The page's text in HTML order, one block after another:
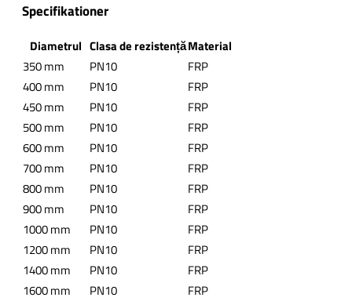
Specifikationer
Diametrul Clasa de rezistențăMaterial
350 mm
PN10
FRP
400 mm
PN10
FRP
450 mm
PN10
FRP
500 mm
PN10
FRP
600 mm
PN10
FRP
700 mm
PN10
FRP
800 mm
PN10
FRP
900 mm
PN10
FRP
1000 mm
PN10
FRP
1200 mm
PN10
FRP
1400 mm
PN10
FRP
1600 mm
PN10
FRP